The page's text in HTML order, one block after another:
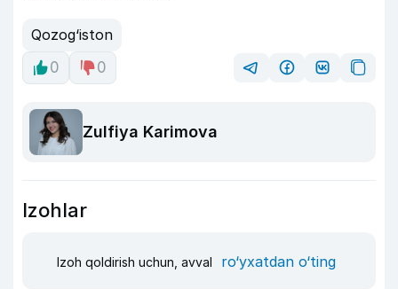
Qozog‘iston
0
0
Zulfiya Karimova
Izohlar
Izoh qoldirish uchun, avval ro‘yxatdan o‘ting